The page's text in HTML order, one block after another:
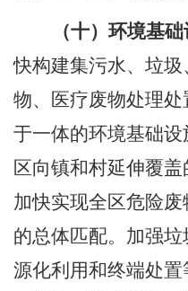
（十）环境基
快构建集污水、垃
物、医疗废物处理
于一体的环境基础
区向镇和村延伸覆盖
加快实现全区危险
的总体匹配。加强
源化利用和终端处